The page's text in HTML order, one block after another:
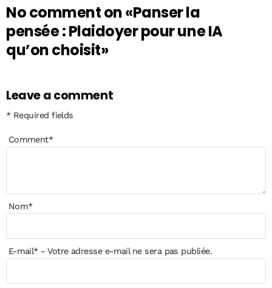
No comment on«Panser la
pensée : Plaidoyer pour une IA
qu’on choisit»
Leave a comment
* Required fields
Comment*
Nom*
E-mail*- Votre adresse e-mail ne sera pas publiée.